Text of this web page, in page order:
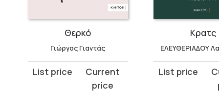
Θερκό
Γιώργος Γιαντάς
Original
Current
Κρατς
ΕΛΕΥΘΕΡΙΑΔΟΥ
Original
Current